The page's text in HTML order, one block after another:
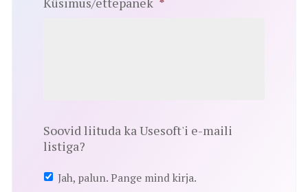
Soovid liituda ka Usesoft'i e-maili
listiga?
Jah, palun. Pange mind kirja.